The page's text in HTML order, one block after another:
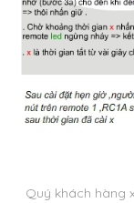
Quý khách hàng